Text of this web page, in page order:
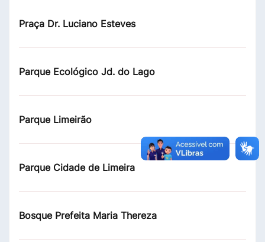
Praça Dr. Luciano Esteves
Parque Ecológico Jd. do Lago
Parque Limeirão
Parque Cidade de Limeira
Bosque Prefeita Maria Thereza